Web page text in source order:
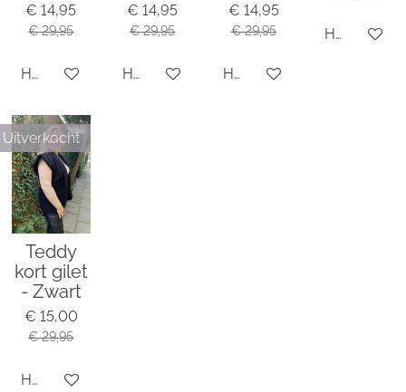
€ 14,95
€ 29,95
Houd mij op de hoogte
€ 14,95
€ 29,95
Houd mij op de hoogte
€ 14,95
€ 29,95
Houd mij op de hoogte
Houd mij
Uitverkocht
Teddy
kort gilet
- Zwart
€ 15,00
€ 29,95
Houd mij op de hoogte